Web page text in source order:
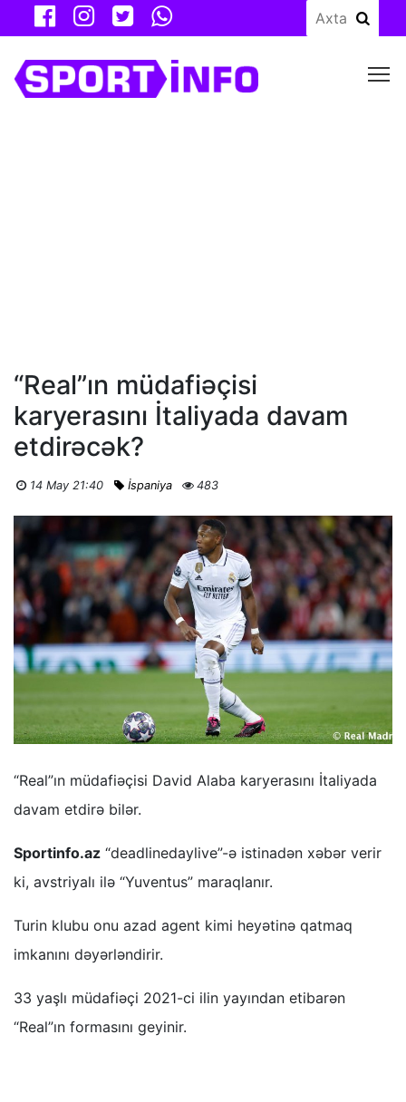
“Real”ın müdafiəçisi
karyerasını İtaliyada davam
etdirəcək?
14 May 21:40 İspaniya 483
“Real”ın müdafiəçisi David Alaba karyerasını İtaliyada
davam etdirə bilər.
Sportinfo.az “deadlinedaylive”-ə istinadən xəbər verir
ki, avstriyalı ilə “Yuventus” maraqlanır.
Turin klubu onu azad agent kimi heyətinə qatmaq
imkanını dəyərləndirir.
33 yaşlı müdafiəçi 2021-ci ilin yayından etibarən
“Real”ın formasını geyinir.